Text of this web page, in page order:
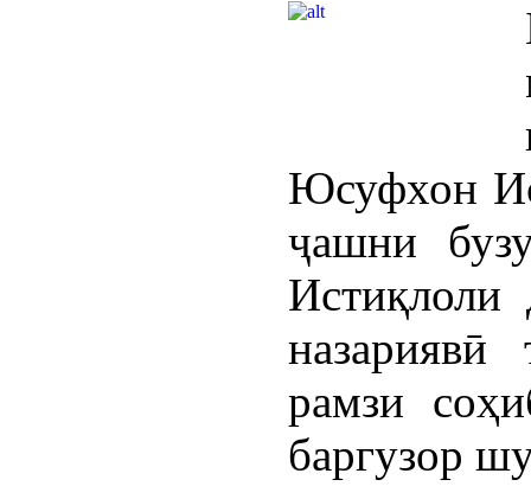
Юсуфхон
ҷашни
Истиқлоли
назариявӣ
рамзи
баргузор